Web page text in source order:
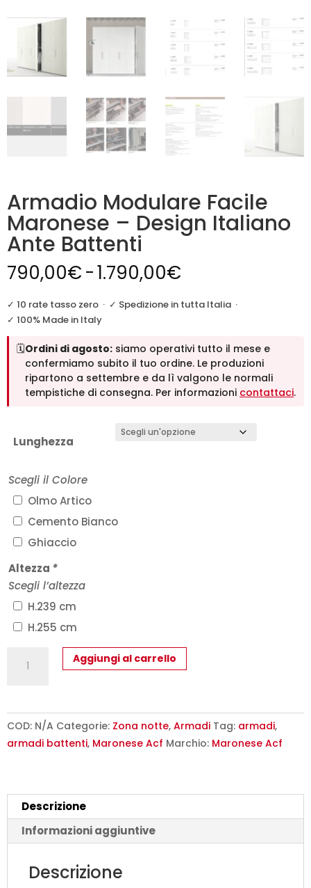
Armadio Modulare Facile
Maronese – Design Italiano
Ante Battenti
790,00€-1.790,00€
prezzo:
790,00€
a
1.790,00€
✓ 10 rate tasso zero · ✓ Spedizione in tutta Italia ·
✓ 100% Made in Italy
🗓️Ordini di agosto: siamo operativi tutto il mese e
confermiamo subito il tuo ordine. Le produzioni
ripartono a settembre e da lì valgono le normali
tempistiche di consegna. Per informazioni contattaci.
Lunghezza
Scegli il Colore
Olmo Artico
Cemento Bianco
Ghiaccio
Altezza *
Scegli l’altezza
H.239 cm
H.255 cm
Modulare
-
Design
Battenti
quantità
Aggiungi al carrello
COD: N/A Categorie: Zona notte, Armadi Tag: armadi,
armadi battenti, Maronese Acf Marchio: Maronese Acf
Descrizione
Informazioni aggiuntive
Descrizione